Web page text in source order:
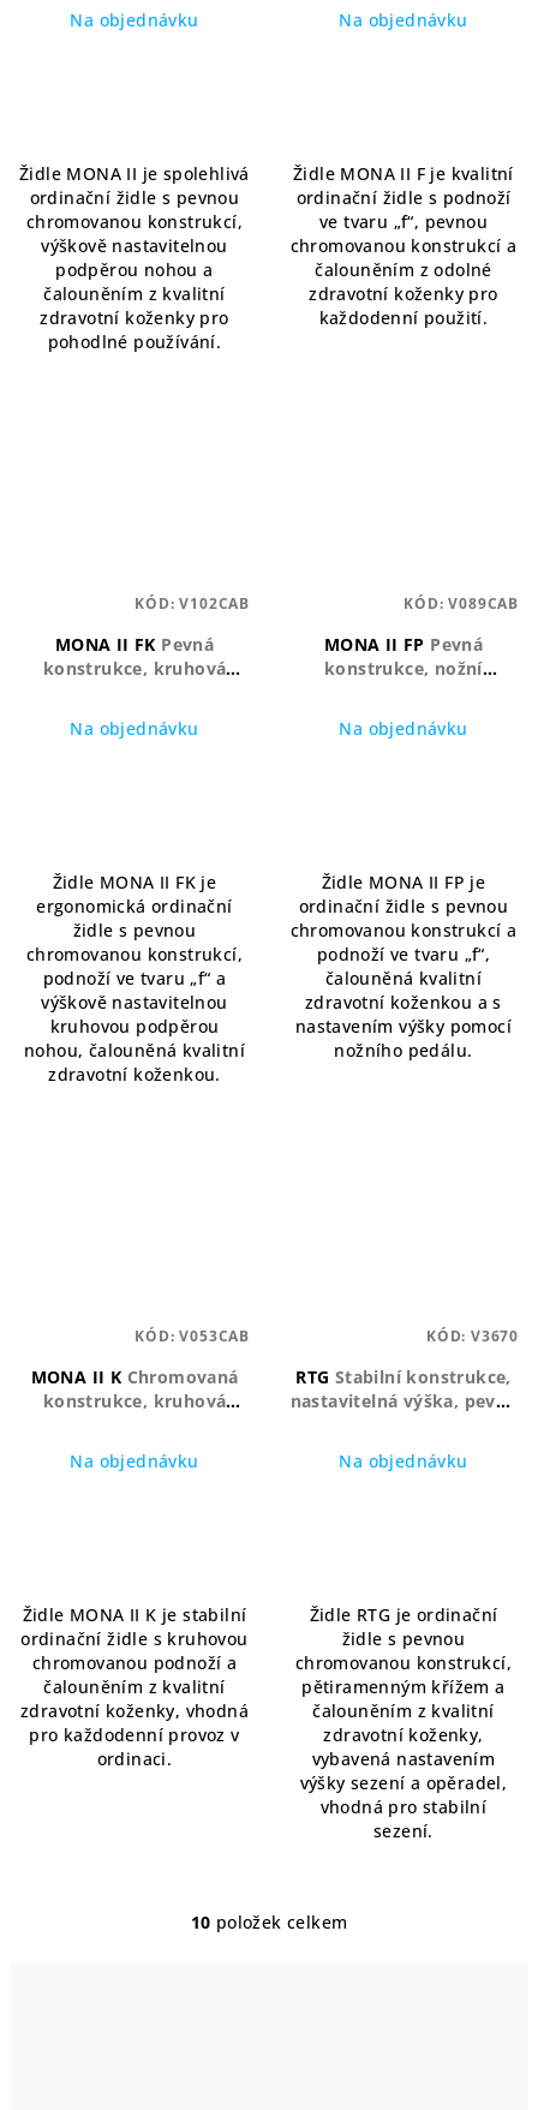
Na objednávku
Židle MONA II je spolehlivá
ordinační židle s pevnou
chromovanou konstrukcí,
výškově nastavitelnou
podpěrou nohou a
čalouněním z kvalitní
zdravotní koženky pro
pohodlné používání.
Na objednávku
Židle MONA II F je kvalitní
ordinační židle s podnoží
ve tvaru „f“, pevnou
chromovanou konstrukcí a
čalouněním z odolné
zdravotní koženky pro
každodenní použití.
MONA II FK Pevná
konstrukce, kruhová
sezení
Na objednávku
z
5
hvězdiček.
Židle MONA II FK je
ergonomická ordinační
židle s pevnou
chromovanou konstrukcí,
podnoží ve tvaru „f“ a
výškově nastavitelnou
kruhovou podpěrou
nohou, čalouněná kvalitní
zdravotní koženkou.
KÓD:V102CAB
MONA II FP Pevná
konstrukce, nožní
Na objednávku
Židle MONA II FP je
ordinační židle s pevnou
chromovanou konstrukcí a
podnoží ve tvaru „f“,
čalouněná kvalitní
zdravotní koženkou a s
nastavením výšky pomocí
nožního pedálu.
KÓD:V089CAB
MONA II K Chromovaná
konstrukce, kruhová
Na objednávku
Židle MONA II K je stabilní
ordinační židle s kruhovou
chromovanou podnoží a
čalouněním z kvalitní
zdravotní koženky, vhodná
pro každodenní provoz v
ordinaci.
KÓD:V053CAB
RTG Stabilní konstrukce,
nastavitelná výška, pevné
Na objednávku
z
5
hvězdiček.
Židle RTG je ordinační
židle s pevnou
chromovanou konstrukcí,
pětiramenným křížem a
čalouněním z kvalitní
zdravotní koženky,
vybavená nastavením
výšky sezení a opěradel,
vhodná pro stabilní
sezení.
KÓD: V3670
O
10 položek celkem